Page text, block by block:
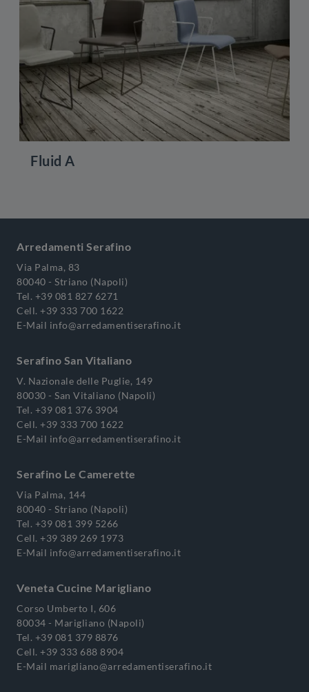
Fluid A
Arredamenti Serafino
Via Palma, 83
80040 - Striano (Napoli)
Tel. +39 081 827 6271
Cell. +39 333 700 1622
E-Mail info@arredamentiserafino.it
Serafino San Vitaliano
V. Nazionale delle Puglie, 149
80030 - San Vitaliano (Napoli)
Tel. +39 081 376 3904
Cell. +39 333 700 1622
E-Mail info@arredamentiserafino.it
Serafino Le Camerette
Via Palma, 144
80040 - Striano (Napoli)
Tel. +39 081 399 5266
Cell. +39 389 269 1973
E-Mail info@arredamentiserafino.it
Veneta Cucine Marigliano
Corso Umberto I, 606
80034 - Marigliano (Napoli)
Tel. +39 081 379 8876
Cell. +39 333 688 8904
E-Mail marigliano@arredamentiserafino.it